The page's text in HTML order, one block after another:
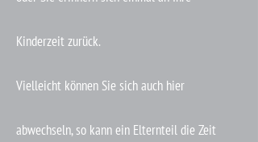
Kinderzeit zurück.
Vielleicht können Sie sich auch hier
abwechseln, so kann ein Elternteil die Zeit